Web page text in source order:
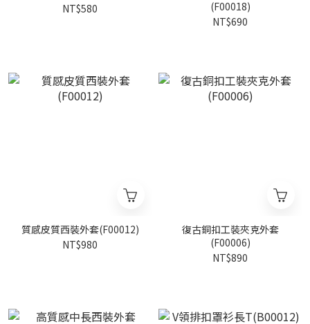
NT$580
(F00018)
NT$690
質感皮質西裝外套(F00012)
NT$980
復古銅扣工裝夾克外套
(F00006)
NT$890